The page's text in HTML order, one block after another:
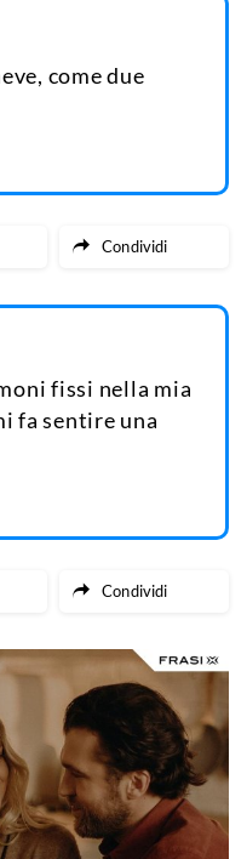
come due
Condividi
fissi nella mia
fa sentire una
Condividi